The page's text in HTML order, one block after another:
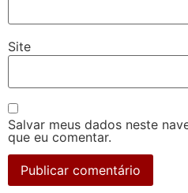
Site
Salvar meus dados neste
que eu comentar.